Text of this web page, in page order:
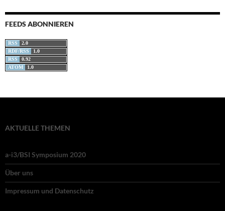
FEEDS ABONNIEREN
RSS
2.0
RDF/RSS
1.0
RSS
0.92
ATOM
1.0
AKTUELLE THEMEN
a-i3/BSI Symposium 2020
Über uns
Impressum und Datenschutz